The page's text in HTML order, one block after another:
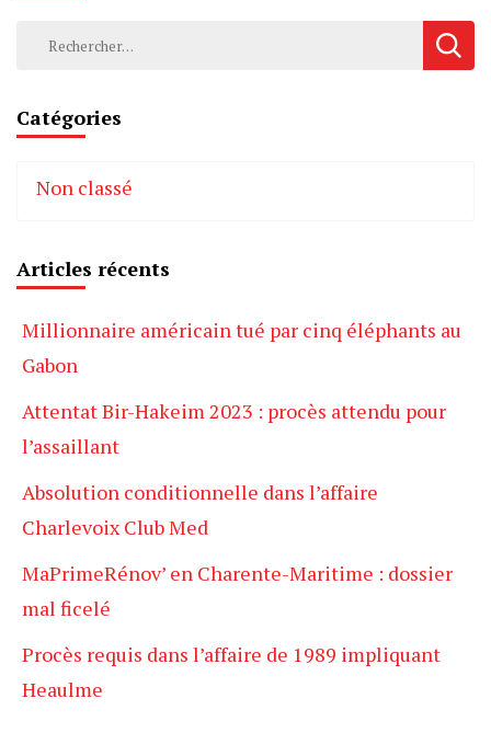
Rechercher :
Catégories
Non classé
Articles récents
Millionnaire américain tué par cinq éléphants au
Gabon
Attentat Bir-Hakeim 2023 : procès attendu pour
l’assaillant
Absolution conditionnelle dans l’affaire
Charlevoix Club Med
MaPrimeRénov’ en Charente-Maritime : dossier
mal ficelé
Procès requis dans l’affaire de 1989 impliquant
Heaulme